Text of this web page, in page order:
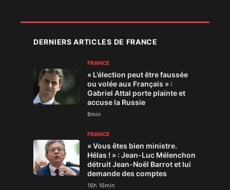
DERNIERS ARTICLES DE FRANCE
FRANCE
« L’élection peut être faussée
ou volée aux Français » :
Gabriel Attal porte plainte et
accuse la Russie
8min
FRANCE
« Vous êtes bien ministre.
Hélas ! » : Jean-Luc Mélenchon
détruit Jean-Noël Barrot et lui
demande des comptes
16h 16min